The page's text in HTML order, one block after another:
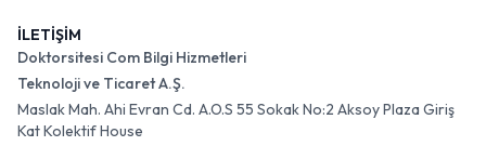
İLETİŞİM
Doktorsitesi Com Bilgi Hizmetleri
Teknoloji ve Ticaret A.Ş.
Maslak Mah. Ahi Evran Cd. A.O.S 55 Sokak No:2 Aksoy Plaza Giriş
Kat Kolektif House